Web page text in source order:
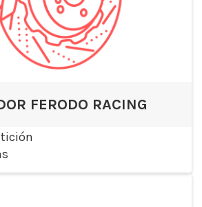
FERODO RACING